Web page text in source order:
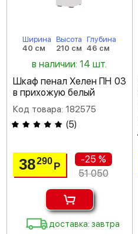
Ширина
40 см
Высота
210 см
Глубина
46 см
в наличии: 14 шт.
Шкаф пенал Хелен ПН 03
в прихожую белый
Код товара: 182575
(5)
38290Р
-25 %
51 050
доставка: завтра